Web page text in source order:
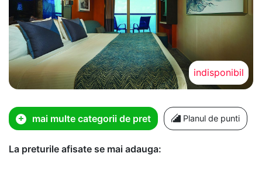
indisponibil
mai multe categorii de pret Planul de punti
La preturile afisate se mai adauga: